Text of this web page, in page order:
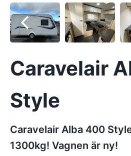
Caravelair
Style
Caravelair Alba 400
1300kg! Vagnen är ny!